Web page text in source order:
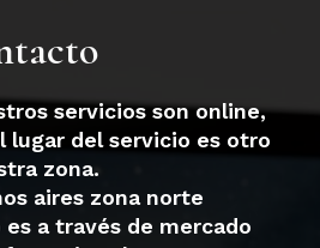
servicios son online,
lugar del servicio es otro
zona.
aires zona norte
a través de mercado